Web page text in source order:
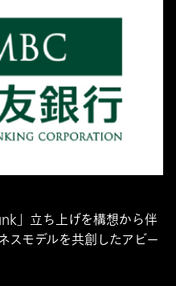
」立ち上げを構想から伴
スモデルを共創したアビー